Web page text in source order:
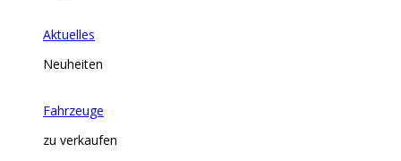
Aktuelles
Neuheiten
Fahrzeuge
zu verkaufen